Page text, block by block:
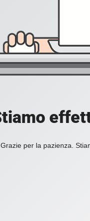
Grazie per la pazienza.